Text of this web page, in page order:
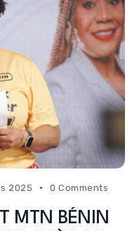
2025 0 Comments
MTN BÉNIN